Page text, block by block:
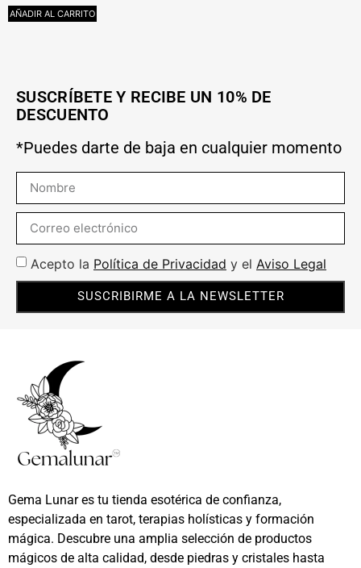
AÑADIR AL CARRITO
SUSCRÍBETE Y RECIBE UN 10% DE
DESCUENTO
*Puedes darte de baja en cualquier momento
Acepto la Política de Privacidad y el Aviso Legal
SUSCRIBIRME A LA NEWSLETTER
Gema Lunar es tu tienda esotérica de confianza,
especializada en tarot, terapias holísticas y formación
mágica. Descubre una amplia selección de productos
mágicos de alta calidad, desde piedras y cristales hasta